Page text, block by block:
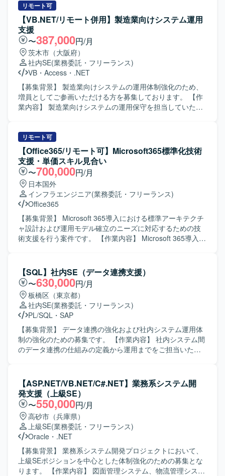
件の理解を前提とした導線改善の提案・実装を行っていた
だきます。 ・AIツール（ChatGPT・Claude等）を活用した
効率的な更新フローの推進を行っていただきます。 ・継続
的な運用サポートおよびサイト品質の維持・向上に取り組
んでいただきます。 【ポジションの魅力】 生成AIを活用し
た法人向けプロダクトのWebを担い、事業成長に直結する
アウトプットを出していただけます。 文言修正だけでな
く、UX・導線設計など、サイト全体の品質向上に関わって
いただけます。 AIを積極活用した業務スタイルが根付いて
いる環境でご就業いただけます。 フルリモート・副業・短
時間稼働から参画可能で、ライフスタイルに合わせて働い
業ができる方を求めています。 指示を待つだけでなく、サ
イトの構造や目的に合わせて自発的に動ける方を求めてい
ます。 単なる作業の代行者ではなく、サイトをより良くす
るための運用パートナーとして伴走できる方を求めていま
す。
リモート可
【VB.NET/リモート併用】製造業向けシステム運用
支援
〜387,000円/月
茨木市（大阪府）
社内SE(業務委託・フリーランス)
VB ・ Access ・ .NET
【募集背景】 製造業向けシステムの運用体制強化のため、
増員としてご参画いただける方を募集しております。 【作
業内容】 製造業向けシステムの運用保守を担当していただ
実装、関連ドキュメントの作成・更新などを行っていただ
きます。 【求める人物像】 自身のタスクを適切に管理し、
関係者とのコミュニケーションを取りながら主体的に業務
を進めていただける方を求めております。既存システムの
仕様をキャッチアップし、運用や改善に根気強く取り組ん
でいただける方ですと望ましいです。 【ポジションの魅
力】 長期的に製造業向けシステムの運用保守に関わること
で、業務ドメイン知識や既存システムの知見を深めること
ができます。運用から改善・開発まで一連の工程に携わる
ことで、保守運用スキルと開発スキルの双方を高めていた
だけます。 【開発環境】 VB.NETおよびAccessを用いたオ
リモート可
【Office365/リモート可】Microsoft365標準化技術
支援・単価スキル見合い
〜700,000円/月
日本国外
インフラエンジニア(業務委託・フリーランス)
Office365
【募集背景】 Microsoft 365導入における標準アーキテクチ
ャ設計および運用モデル確立のニーズに対応するための技
術支援を行う案件です。 【作業内容】 Microsoft 365導入に
ント構成の標準モデル設計や、閉域系とインターネット系
が混在する環境におけるメールシステムの設計標準化を行
います。 Entra ID、条件付きアクセス、MFA設計テンプレ
ートの作成や、Purview（DLP・保持・監査）の標準ポリシ
ー化を実施します。 外部共有や閉域網分離環境との整合設
計、監査ログおよび証跡管理の設計を行います。 標準運用
フローの作成、アカウント・権限管理モデル設計、Power
Automate標準フローおよびガバナンス設計、管理者運用ガ
イドライン整備を行います。 プリセールス支援やヒアリン
理解し、主体的に解決策を検討して顧客へ提案し、施策実
施まで計画的に進められる方を求めています。 新しい技術
を積極的に学び、自身のスキルとして吸収できる方が望ま
しいです。 指示待ちにならずに自ら作業を見つけてプロジ
ェクトの進捗に貢献できる方、不明点を調査し、必要に応
じてメンバーへ相談することで不明点を放置しない方を歓
迎します。 【ポジションの魅力】 Microsoft 365の標準アー
キテクチャ設計やセキュリティ・ガバナンス標準化といっ
た上流工程から携わることができ、エンタープライズ環境
での知見を深めることができます。 閉域ネットワークとイ
【SQL】社内SE（データ連携支援）
〜630,000円/月
板橋区（東京都）
社内SE(業務委託・フリーランス)
PL/SQL ・ SAP
【募集背景】 データ連携の強化および社内システム運用体
制の強化のための募集です。 【作業内容】 社内システム間
のデータ連携の仕組みの定義から運用までをご担当いただ
の連携を通じて、要件確認や課題調整などのコミュニケー
ションを行っていただきます。 【求める人物像】 関係者と
円滑にコミュニケーションを取りながら、主体的に課題解
決に取り組める方を求めております。 業務理解を深めなが
ら地道な運用や改善にも前向きに取り組める方ですと望ま
しいです。 【ポジションの魅力】 社内システムのデータ連
携に一貫して携わることで、業務プロセス全体の理解と改
善提案の経験を積むことができます。 ベンダー折衝を通じ
て、上流から運用まで幅広いスキルを身につけることがで
きます。 【開発環境】 DB／SQLを用いたデータ連携基盤
【ASP.NET/VB.NET/C#.NET】業務系システム開
発支援（上級SE）
〜550,000円/月
高砂市（兵庫県）
上級SE(業務委託・フリーランス)
Oracle ・ .NET
【募集背景】 業務系システム開発プロジェクトにおいて、
上級SEポジションを中心とした体制強化のための募集とな
ります。 【作業内容】 図面管理システム、物流管理システ